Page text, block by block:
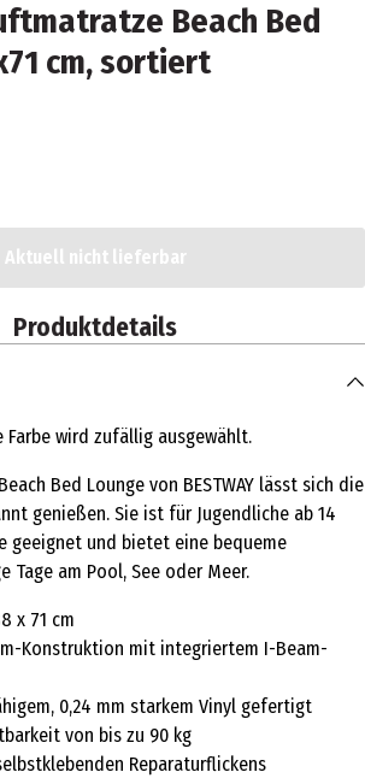
Beach Bed
cm, sortiert
Aktuell nicht lieferbar
Produktdetails
wird zufällig ausgewählt.
Bed Lounge von BESTWAY lässt sich die
genießen. Sie ist für Jugendliche ab 14
geeignet und bietet eine bequeme
Tage am Pool, See oder Meer.
x 71 cm
Konstruktion mit integriertem I-Beam-
0,24 mm starkem Vinyl gefertigt
von bis zu 90 kg
Reparaturflickens